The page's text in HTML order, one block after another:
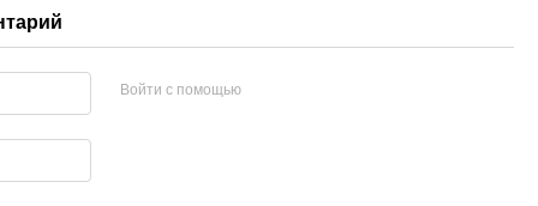
Войти с помощью